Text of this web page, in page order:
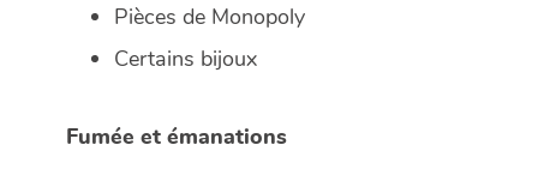
Pièces de Monopoly
Certains bijoux
Fumée et émanations